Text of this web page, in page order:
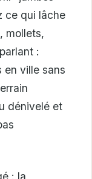
ce qui lâche
mollets,
:
en ville sans
dénivelé et